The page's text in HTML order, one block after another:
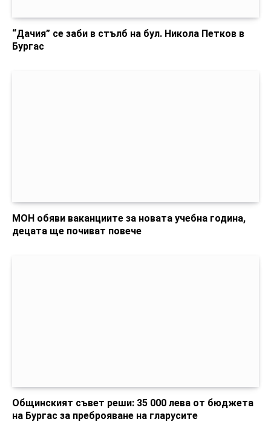
“Дачия” се заби в стълб на бул. Никола Петков в
Бургас
МОН обяви ваканциите за новата учебна година,
децата ще почиват повече
Общинският съвет реши: 35 000 лева от бюджета
на Бургас за преброяване на гларусите